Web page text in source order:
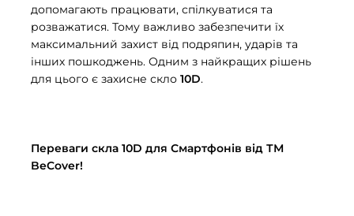
допомагають працювати, спілкуватися та
розважатися. Тому важливо забезпечити їх
максимальний захист від подряпин, ударів та
інших пошкоджень. Одним з найкращих рішень
для цього є захисне скло 10D.
Переваги скла 10D для Смартфонів від ТМ
BeCover!